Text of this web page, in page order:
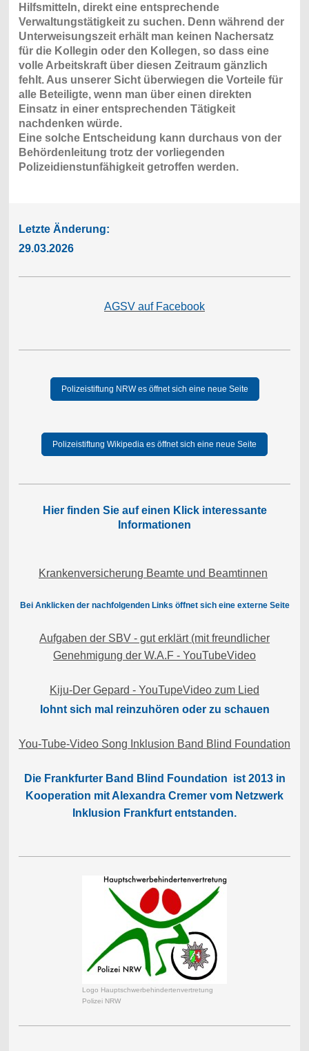
Hilfsmitteln, direkt eine entsprechende
Verwaltungstätigkeit zu suchen. Denn während der
Unterweisungszeit erhält man keinen Nachersatz
für die Kollegin oder den Kollegen, so dass eine
volle Arbeitskraft über diesen Zeitraum gänzlich
fehlt. Aus unserer Sicht überwiegen die Vorteile für
alle Beteiligte, wenn man über einen direkten
Einsatz in einer entsprechenden Tätigkeit
nachdenken würde.
Eine solche Entscheidung kann durchaus von der
Behördenleitung trotz der vorliegenden
Polizeidienstunfähigkeit getroffen werden.
Letzte Änderung:
29.03.2026
AGSV auf Facebook
Polizeistiftung NRW es öffnet sich eine neue Seite
Polizeistiftung Wikipedia es öffnet sich eine neue Seite
Hier finden Sie auf einen Klick interessante
Informationen
Krankenversicherung Beamte und Beamtinnen
Bei Anklicken der nachfolgenden Links öffnet sich eine externe Seite
Aufgaben der SBV - gut erklärt (mit freundlicher
Genehmigung der W.A.F - YouTubeVideo
Kiju-Der Gepard - YouTupeVideo zum Lied
lohnt sich mal reinzuhören oder zu schauen
You-Tube-Video Song Inklusion Band Blind Foundation
Die Frankfurter Band Blind Foundation ist 2013 in
Kooperation mit Alexandra Cremer vom Netzwerk
Inklusion Frankfurt entstanden.
Logo Hauptschwerbehindertenvertretung
Polizei NRW